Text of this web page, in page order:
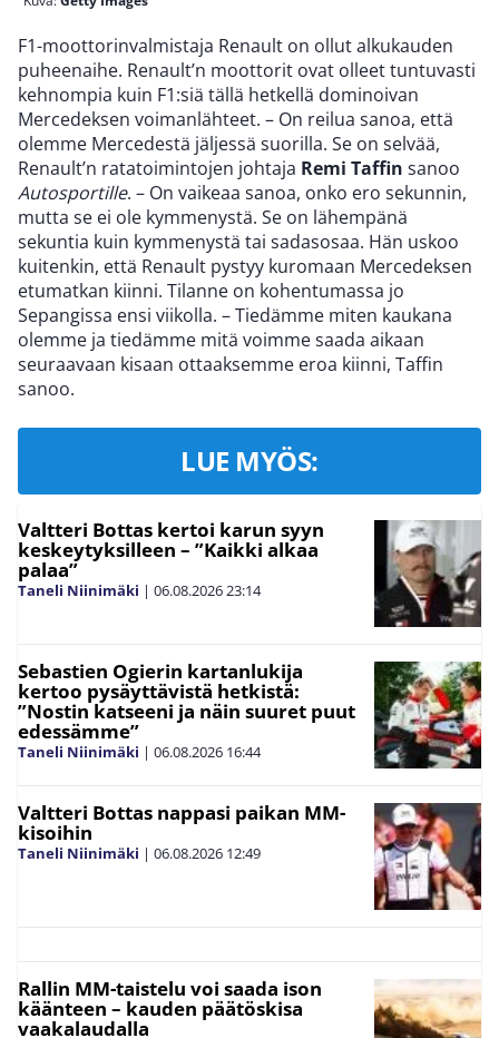
F1-moottorinvalmistaja Renault on ollut alkukauden
puheenaihe. Renault’n moottorit ovat olleet tuntuvasti
kehnompia kuin F1:siä tällä hetkellä dominoivan
Mercedeksen voimanlähteet. – On reilua sanoa, että
olemme Mercedestä jäljessä suorilla. Se on selvää,
Renault’n ratatoimintojen johtaja Remi Taffin sanoo
Autosportille. – On vaikeaa sanoa, onko ero sekunnin,
mutta se ei ole kymmenystä. Se on lähempänä
sekuntia kuin kymmenystä tai sadasosaa. Hän uskoo
kuitenkin, että Renault pystyy kuromaan Mercedeksen
etumatkan kiinni. Tilanne on kohentumassa jo
Sepangissa ensi viikolla. – Tiedämme miten kaukana
olemme ja tiedämme mitä voimme saada aikaan
seuraavaan kisaan ottaaksemme eroa kiinni, Taffin
sanoo.
LUE MYÖS:
Valtteri Bottas kertoi karun syyn
keskeytyksilleen – ”Kaikki alkaa
palaa”
Taneli Niinimäki | 06.08.202623:14
Sebastien Ogierin kartanlukija
kertoo pysäyttävistä hetkistä:
”Nostin katseeni ja näin suuret puut
edessämme”
Taneli Niinimäki | 06.08.2026 16:44
Valtteri Bottas nappasi paikan MM-
kisoihin
Taneli Niinimäki | 06.08.2026 12:49
Rallin MM-taistelu voi saada ison
käänteen – kauden päätöskisa
vaakalaudalla